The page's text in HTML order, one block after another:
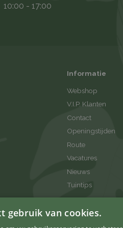
10:00 - 17:00
Informatie
Webshop
V.I.P. Klanten
Contact
Openingstijden
Route
Vacatures
Nieuws
Tuintips
gebruik van cookies.